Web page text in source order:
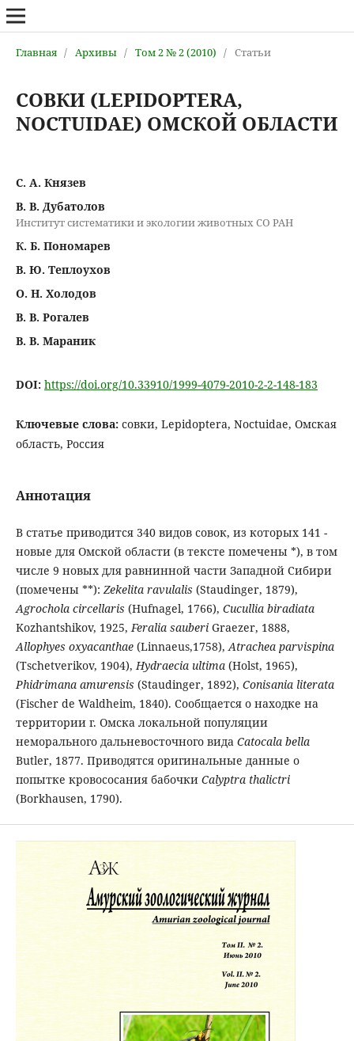
Главная / Архивы / Том 2 № 2 (2010) / Статьи
СОВКИ (LEPIDOPTERA,
NOCTUIDAE) ОМСКОЙ ОБЛАСТИ
С. А. Князев
В. В. Дубатолов
Институт систематики и экологии животных СО РАН
К. Б. Пономарев
В. Ю. Теплоухов
О. Н. Холодов
В. В. Рогалев
В. В. Мараник
DOI: https://doi.org/10.33910/1999-4079-2010-2-2-148-183
Ключевые слова: совки, Lepidoptera, Noctuidae, Омская
область, Россия
Аннотация
В статье приводится 340 видов совок, из которых 141 -
новые для Омской области (в тексте помечены *), в том
числе 9 новых для равнинной части Западной Сибири
(помечены **):Zekelita ravulalis (Staudinger, 1879),
Agrochola circellaris (Hufnagel, 1766), Cucullia biradiata
Kozhantshikov, 1925,Feralia sauberi Graezer, 1888,
Allophyes oxyacanthae (Linnaeus,1758),Atrachea parvispina
(Tschetverikov, 1904),Hydraecia ultima (Holst, 1965),
Phidrimana amurensis (Staudinger, 1892), Conisania literata
(Fischer de Waldheim, 1840). Сообщается о находке на
территории г. Омска локальной популяции
неморального дальневосточного вида Catocala bella
Butler, 1877. Приводятся оригинальные данные о
попытке кровососания бабочки Calyptra thalictri
(Borkhausen, 1790).